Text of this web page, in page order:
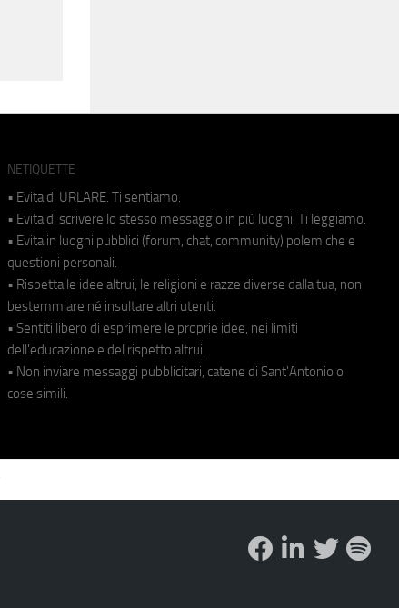
NETIQUETTE
• Evita di URLARE. Ti sentiamo.
• Evita di scrivere lo stesso messaggio in più luoghi. Ti leggiamo.
• Evita in luoghi pubblici (forum, chat, community) polemiche e
questioni personali.
• Rispetta le idee altrui, le religioni e razze diverse dalla tua, non
bestemmiare né insultare altri utenti.
• Sentiti libero di esprimere le proprie idee, nei limiti
dell'educazione e del rispetto altrui.
• Non inviare messaggi pubblicitari, catene di Sant'Antonio o
cose simili.